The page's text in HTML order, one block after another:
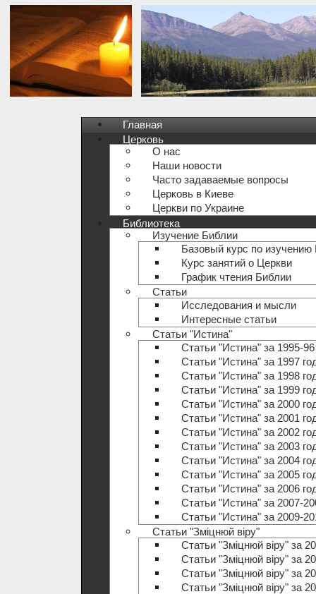
Главная
Церковь
О нас
Наши новости
Часто задаваемые вопросы
Церковь в Киеве
Церкви по Украине
Библиотека
Изучение Библии
Базовый курс по изучению
Курс занятий о Церкви
График чтения Библии
Статьи
Исследования и мысли
Интересные статьи
Статьи "Истина"
Статьи "Истина" за 1995-
Статьи "Истина" за 1997
Статьи "Истина" за 1998
Статьи "Истина" за 1999
Статьи "Истина" за 2000
Статьи "Истина" за 2001
Статьи "Истина" за 2002
Статьи "Истина" за 2003
Статьи "Истина" за 2004
Статьи "Истина" за 2005
Статьи "Истина" за 2006
Статьи "Истина" за 2007-
Статьи "Истина" за 2009-
Статьи "Зміцнюй віру"
Статьи "Зміцнюй віру" за
Статьи "Зміцнюй віру" за
Статьи "Зміцнюй віру" за
Статьи "Зміцнюй віру" за